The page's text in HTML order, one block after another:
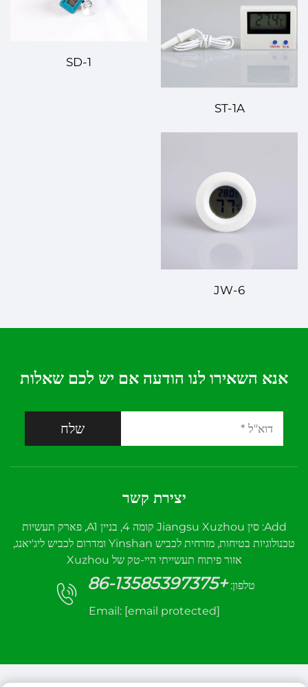
ST-1A
SD-1
JW-6
אנא השאירו לנו הודעה אם יש לכם שאלות
שלח
יצירת קשר
Add: סין Jiangsu Xuzhou קומה 4, בניין A1, פארק תעשיות
טכנולוגיות בטיחות, מזרחית לכביש Yinshan ומדרום לכביש ליג'יאנג,
אזור פיתוח תעשייתי היי-טק של Xuzhou
טלפון: +86-13585397375
Email: [email protected]